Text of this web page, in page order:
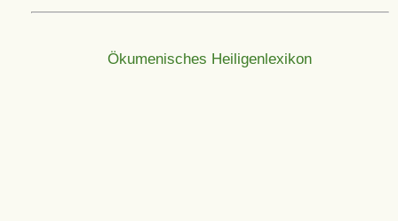
Ökumenisches Heiligenlexikon